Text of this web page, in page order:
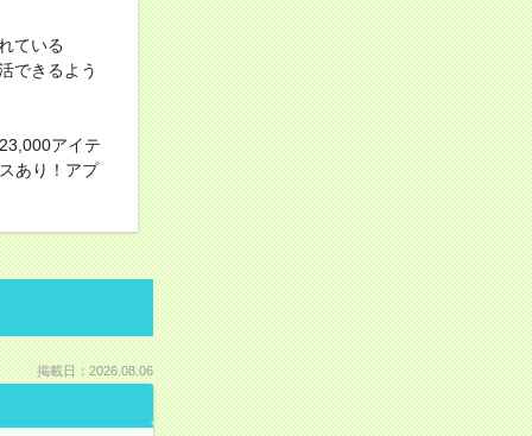
ている
できるよう
アイテ
あり！アプ
掲載日：2026.08.06